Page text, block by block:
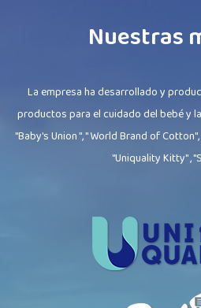
Nuestras
La empresa ha desarrollado y
productos para el cuidado del bebé y
"Baby's Union ", " World Brand of Cotton",
"Uniquality Kitty" ,